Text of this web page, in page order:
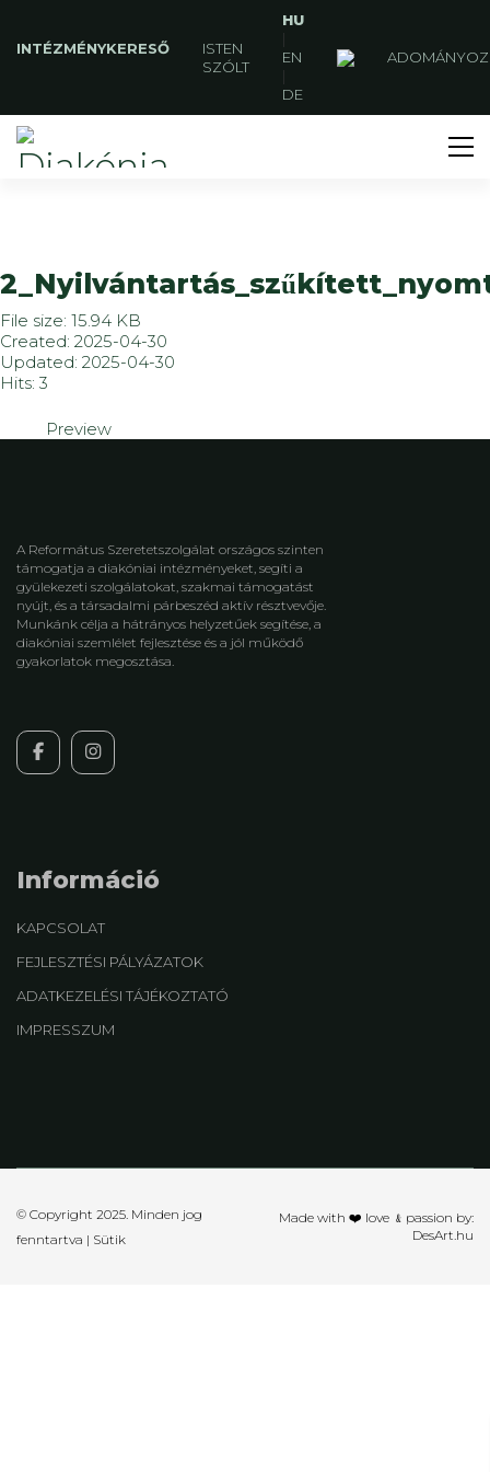
INTÉZMÉNYKERESŐ
ISTEN
SZÓLT
HU
|
EN
|
DE
File size: 15.94 KB
Created: 2025-04-30
Updated: 2025-04-30
Hits: 3
Preview
A Református Szeretetszolgálat országos szinten
támogatja a diakóniai intézményeket, segíti a
gyülekezeti szolgálatokat, szakmai támogatást
nyújt, és a társadalmi párbeszéd aktív résztvevője.
Munkánk célja a hátrányos helyzetűek segítése, a
diakóniai szemlélet fejlesztése és a jól működő
gyakorlatok megosztása.
Információ
KAPCSOLAT
FEJLESZTÉSI PÁLYÁZATOK
ADATKEZELÉSI TÁJÉKOZTATÓ
IMPRESSZUM
Made with ❤️ love ﹠passion by:
DesArt.hu
© Copyright 2025. Minden jog
fenntartva | Sütik